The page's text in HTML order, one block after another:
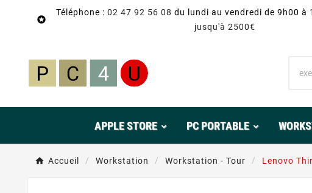

Téléphone : 02 47 92 56 08 du lundi au vendredi de 9h00 à
jusqu'à 2500€
APPLE STORE PC PORTABLE
Accueil Workstation Workstation - Tour Lenovo